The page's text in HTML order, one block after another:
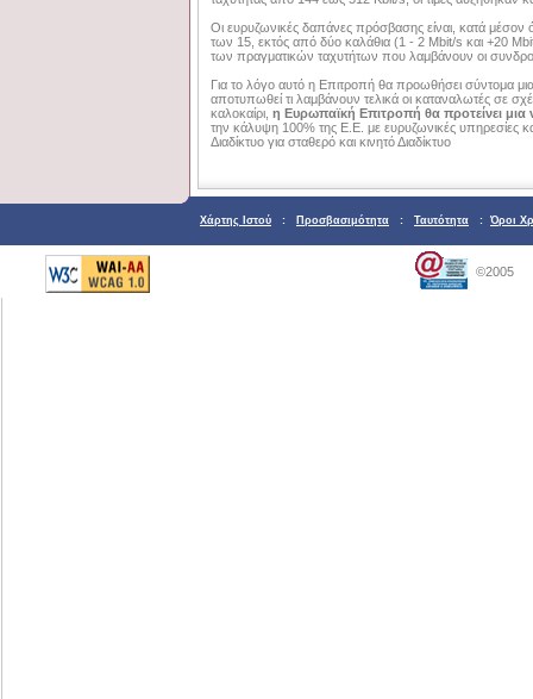
Οι ευρυζωνικές δαπάνες πρόσβασης είναι, κατά
των 15, εκτός από δύο καλάθια (1 - 2 Mbit/s και +20
των πραγματικών ταχυτήτων που λαμβάνουν οι
Για το λόγο αυτό η Επιτροπή θα προωθήσει σύντομα μια
αποτυπωθεί τι λαμβάνουν τελικά οι καταναλωτές σε
καλοκαίρι, η Ευρωπαϊκή Επιτροπή θα προτείνει μια
την κάλυψη 100% της Ε.Ε. με ευρυζωνικές υπηρεσίες
Διαδίκτυο για σταθερό και κινητό Διαδίκτυο
Χάρτης Ιστού : Προσβασιμότητα : Ταυτότητα : Όροι
©2005